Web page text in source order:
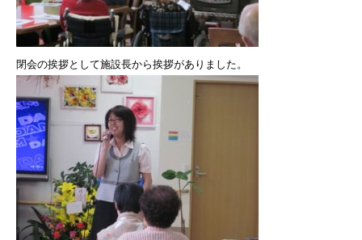
閉会の挨拶として施設長から挨拶がありました。